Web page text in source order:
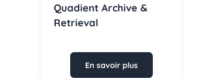
Quadient Archive &
Retrieval
En savoir plus